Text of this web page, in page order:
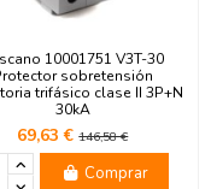
10001751 V3T-30
sobretensión
trifásico clase II 3P+N
30kA
69,63 €146,58 €
Comprar